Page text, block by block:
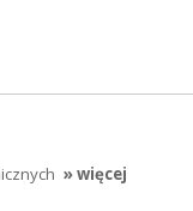
» więcej